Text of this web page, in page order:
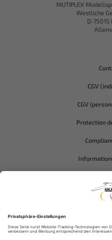
MUTIPLEX
Westliche
D-
CGV
CGV
Protection